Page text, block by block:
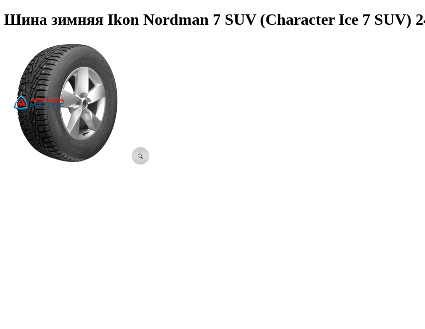
Шина зимняя Ikon Nordman 7 SUV (Character Ice 7 SUV)